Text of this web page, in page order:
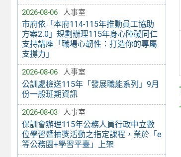
2026-08-06 人事室
市府依「本府114-115年推動員工協助
方案2.0」規劃辦理115年身心障礙同仁
支持講座「職場心韌性：打造你的專屬
支撐力」
2026-08-06 人事室
公訓處檢送115年「發展職能系列」9月
份一般班期資訊
2026-08-03 人事室
保訓會辦理115年公務人員行政中立數
位學習暨抽獎活動之指定課程，業於「e
等公務園+學習平臺」上架